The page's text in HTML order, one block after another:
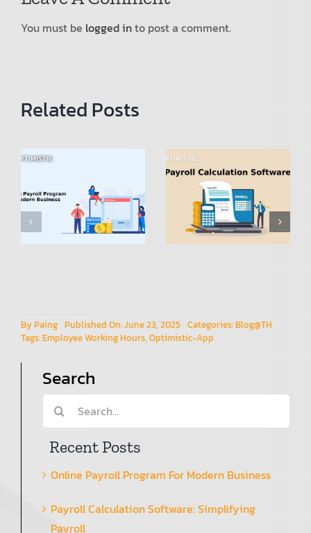
You must be logged into post a comment.
Related Posts
Calculation
Software:
Simplifying
คำนวณเงิน
เดือน
(โปรแกรม
Payroll):
การ
HR
ByPaing Published On: June 23, 2025 Categories:Blog@TH
Tags:Employee Working Hours, Optimistic-App
Search
Search
Recent Posts
Online Payroll Program For Modern Business
Payroll Calculation Software: Simplifying
Payroll